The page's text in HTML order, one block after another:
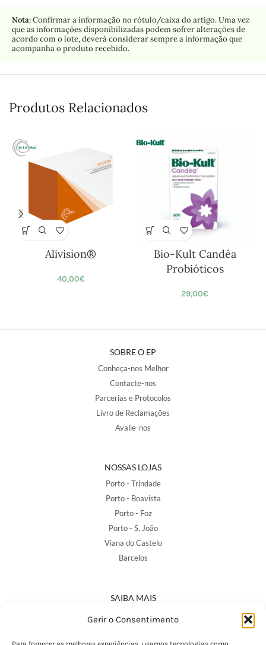
Gerir o Consentimento
Nota:Confirmar a informação no rótulo/caixa do artigo. Uma vez
que as informações disponibilizadas podem sofrer alterações de
acordo com o lote, deverá considerar sempre a informação que
acompanha o produto recebido.
Produtos Relacionados
Alivision®
40,00€
Bio-Kult Candéa
Probióticos
29,00€
SOBRE O EP
Conheça-nos Melhor
Contacte-nos
Parcerias e Protocolos
Livro de Reclamações
Avalie-nos
NOSSAS LOJAS
Porto - Trindade
Porto - Boavista
Porto - Foz
Porto - S. João
Viana do Castelo
Barcelos
SAIBA MAIS
Política de Privacidade